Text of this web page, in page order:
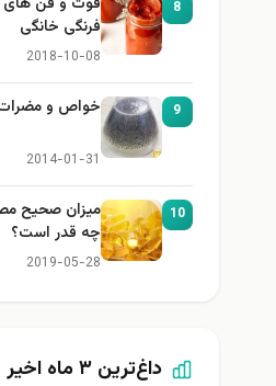
8
فرنگی خانگی
2018-10-08
9 خواص و
2014-01-31
10
چه قدر است؟
2019-05-28
داغ‌ترین ۳ ماه اخیر